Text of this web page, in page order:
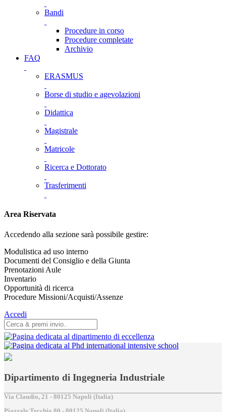
Bandi
Procedure in corso
Procedure completate
Archivio
FAQ
ERASMUS
Borse di studio e agevolazioni
Didattica
Magistrale
Matricole
Ricerca e Dottorato
Trasferimenti
Area Riservata
Accedendo alla sezione sarà possibile gestire:
Modulistica ad uso interno
Documenti del Consiglio e della Giunta
Prenotazioni Aule
Inventario
Opportunità di ricerca
Procedure Missioni/Acquisti/Assenze
Accedi
Dipartimento di Ingegneria Industriale
Via Claudio, 21 - 80125 Napoli (Italia)